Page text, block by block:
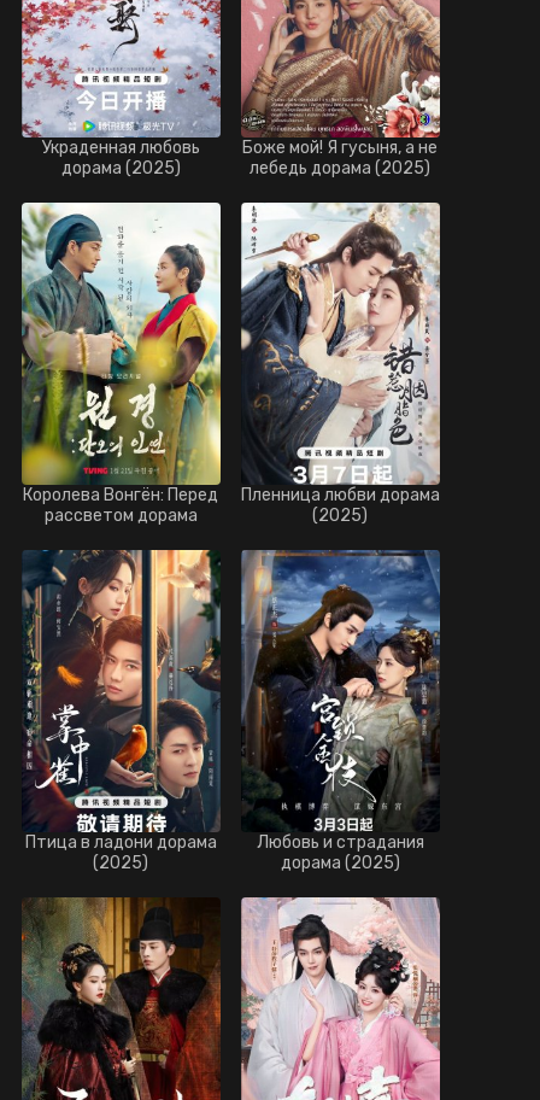
Украденная любовь
дорама (2025)
Боже мой! Я гусыня, а не
лебедь дорама (2025)
Королева Вонгён: Перед
рассветом дорама
Пленница любви дорама
(2025)
Птица в ладони дорама
(2025)
Любовь и страдания
дорама (2025)